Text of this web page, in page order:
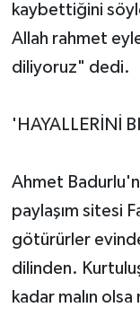
kaybettiğini
Allah rahmet
diliyoruz" dedi.
'HAYALLERİNİ
Ahmet
paylaşım sitesi
götürürler
dilinden.
kadar malın olsa